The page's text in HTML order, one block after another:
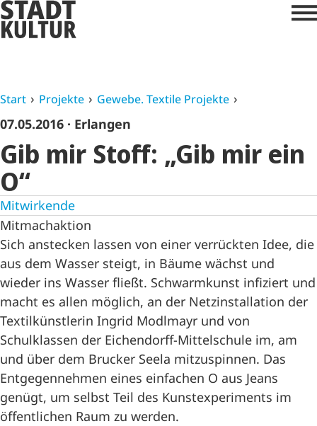
Start Projekte Gewebe. Textile Projekte
07.05.2016 · Erlangen
Gib mir Stoff: „Gib mir ein
O“
Mitwirkende
Mitmachaktion
Sich anstecken lassen von einer verrückten Idee, die
aus dem Wasser steigt, in Bäume wächst und
wieder ins Wasser fließt. Schwarmkunst infiziert und
macht es allen möglich, an der Netzinstallation der
Textilkünstlerin Ingrid Modlmayr und von
Schulklassen der Eichendorff-Mittelschule im, am
und über dem Brucker Seela mitzuspinnen. Das
Entgegennehmen eines einfachen O aus Jeans
genügt, um selbst Teil des Kunstexperiments im
öffentlichen Raum zu werden.